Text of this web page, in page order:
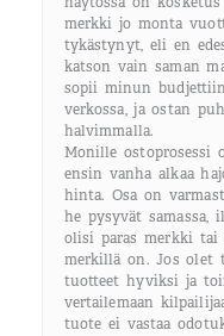
merkki jo monta
tykästynyt, eli en
katson vain saman
sopii minun
verkossa, ja ostan
halvimmalla.
Monille ostoprosessi
ensin vanha alkaa
hinta. Osa on
he pysyvät samassa,
olisi paras merkki
merkillä on. Jos olet
tuotteet hyviksi ja
vertailemaan
tuote ei vastaa